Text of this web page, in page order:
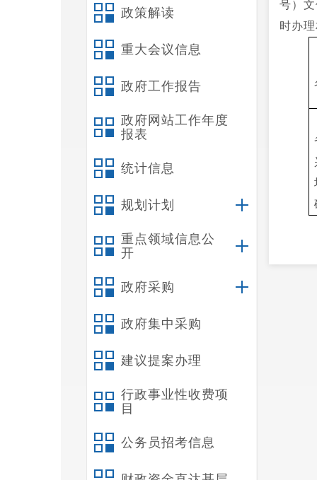
政策解读
重大会议信息
政府工作报告
政府网站工作年度
报表
统计信息
规划计划
重点领域信息公
开
政府采购
政府集中采购
建议提案办理
行政事业性收费项
目
公务员招考信息
号）
时办